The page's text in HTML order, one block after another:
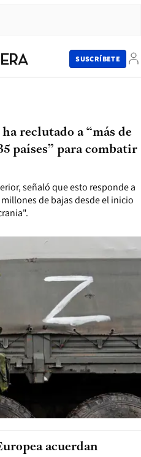
SUSCRÍBETE
señaló que esto responde a
de bajas desde el inicio
reclutado a “más de
países” para combatir
acuerdan